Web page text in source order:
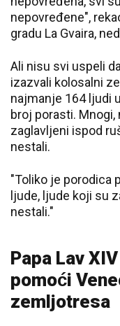
nepovređene",
gradu La Gvaira,
Ali nisu svi uspeli
izazvali kolosalni
najmanje 164 ljudi
broj porasti. Mnogi,
zaglavljeni ispod
nestali.
"Toliko je porodica
ljude, ljude koji su
nestali."
Papa Lav
pomoći
zemljotresa